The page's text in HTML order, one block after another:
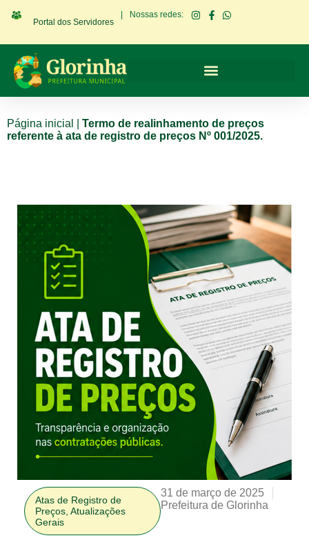
Portal dos Servidores
Nossas redes:
Página inicial
Termo de realinhamento de preços
referente à ata de registro de preços Nº 001/2025.
Atas de Registro de
Preços Atualizações
Gerais
31 de março de 2025
Prefeitura de Glorinha